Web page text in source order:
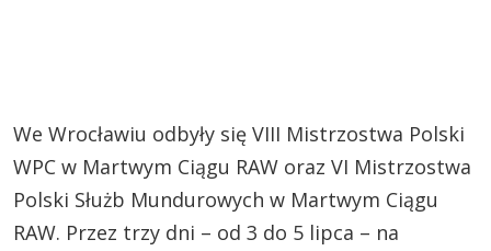
We Wrocławiu odbyły się VIII Mistrzostwa Polski
WPC w Martwym Ciągu RAW oraz VI Mistrzostwa
Polski Służb Mundurowych w Martwym Ciągu
RAW. Przez trzy dni – od 3 do 5 lipca – na